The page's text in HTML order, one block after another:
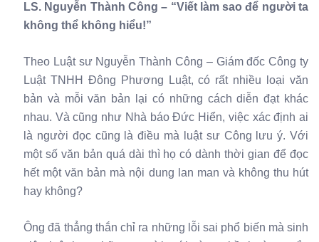
LS. Nguyễn Thành Công – “Viết làm sao để người ta
không thể không hiểu!”
Theo Luật sư Nguyễn Thành Công – Giám đốc Công ty
Luật TNHH Đông Phương Luật, có rất nhiều loại văn
bản và mỗi văn bản lại có những cách diễn đạt khác
nhau. Và cũng như Nhà báo Đức Hiển, việc xác định ai
là người đọc cũng là điều mà luật sư Công lưu ý. Với
một số văn bản quá dài thì họ có dành thời gian để đọc
hết một văn bản mà nội dung lan man và không thu hút
hay không?
Ông đã thẳng thắn chỉ ra những lỗi sai phổ biến mà sinh